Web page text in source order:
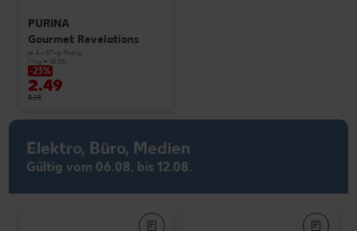
PURINA
Gourmet Revelations
je 4 x 57-g-Packg.
(1 kg = 10.93)
-23%
2.49
3.25
Elektro, Büro, Medien
Gültig vom 06.08. bis 12.08.